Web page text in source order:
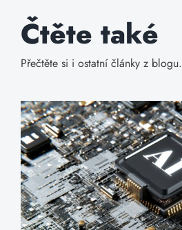
Čtěte také
Přečtěte si i ostatní články z blogu.